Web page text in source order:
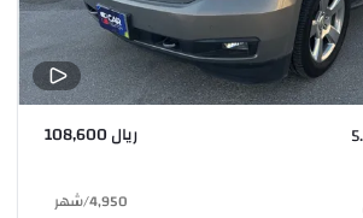
ريال 108,600
4,950
/شهر